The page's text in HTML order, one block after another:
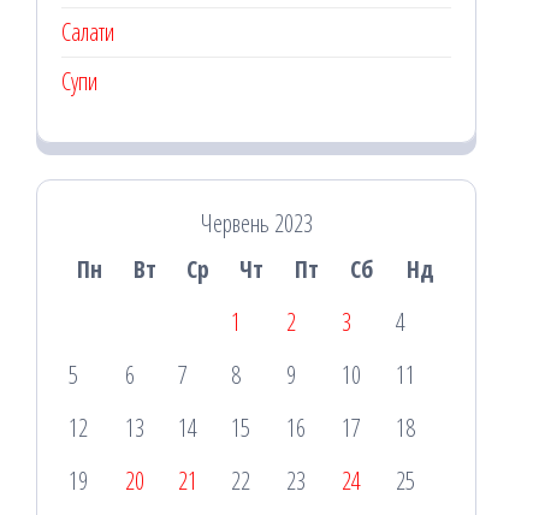
Салати
Супи
Червень 2023
Пн
Вт Ср Чт Пт Сб
Нд
1
2 3
4
5
6 7 8 9 10
11
12
13 14 15 16 17
18
19
20 21 22 23 24
25